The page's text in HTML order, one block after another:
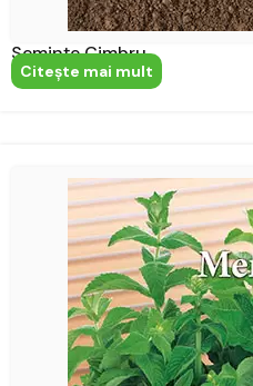
Semințe Cimbru
Citeşte mai mult